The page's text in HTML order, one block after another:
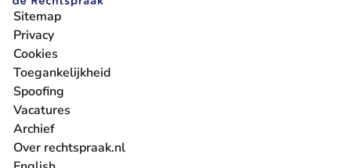
Sitemap
Privacy
Cookies
Toegankelijkheid
Spoofing
Vacatures
- U verlaat Rechtspraak.nl
Archief
Over rechtspraak.nl